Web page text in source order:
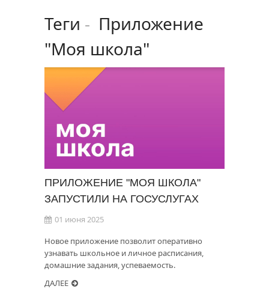
Теги - Приложение
"Моя школа"
ПРИЛОЖЕНИЕ "МОЯ ШКОЛА"
ЗАПУСТИЛИ НА ГОСУСЛУГАХ
01 июня 2025
Новое приложение позволит оперативно
узнавать школьное и личное расписания,
домашние задания, успеваемость.
ДАЛЕЕ